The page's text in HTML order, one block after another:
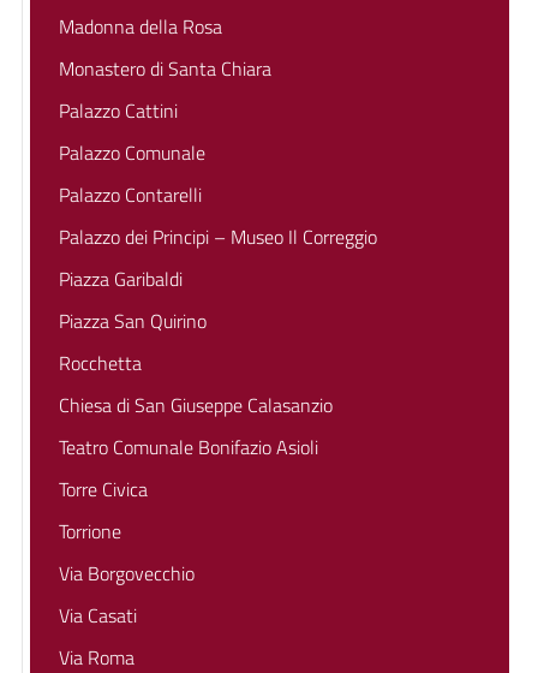
Madonna della Rosa
Monastero di Santa Chiara
Palazzo Cattini
Palazzo Comunale
Palazzo Contarelli
Palazzo dei Principi – Museo Il Correggio
Piazza Garibaldi
Piazza San Quirino
Rocchetta
Chiesa di San Giuseppe Calasanzio
Teatro Comunale Bonifazio Asioli
Torre Civica
Torrione
Via Borgovecchio
Via Casati
Via Roma